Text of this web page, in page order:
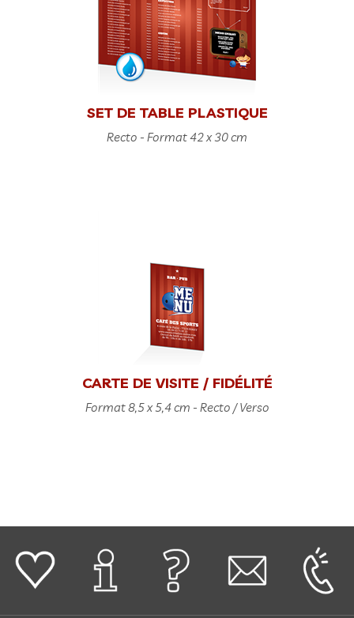
SET DE TABLE PLASTIQUE
Recto - Format 42 x 30 cm
CARTE DE VISITE / FIDÉLITÉ
Format 8,5 x 5,4 cm - Recto / Verso